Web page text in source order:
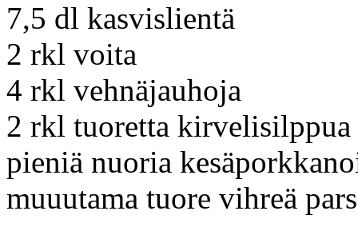
7,5 dl kasvislientä
2 rkl voita
4 rkl vehnäjauhoja
2 rkl tuoretta kirvelisilppua
pieniä nuoria
muuutama tuore vihreä